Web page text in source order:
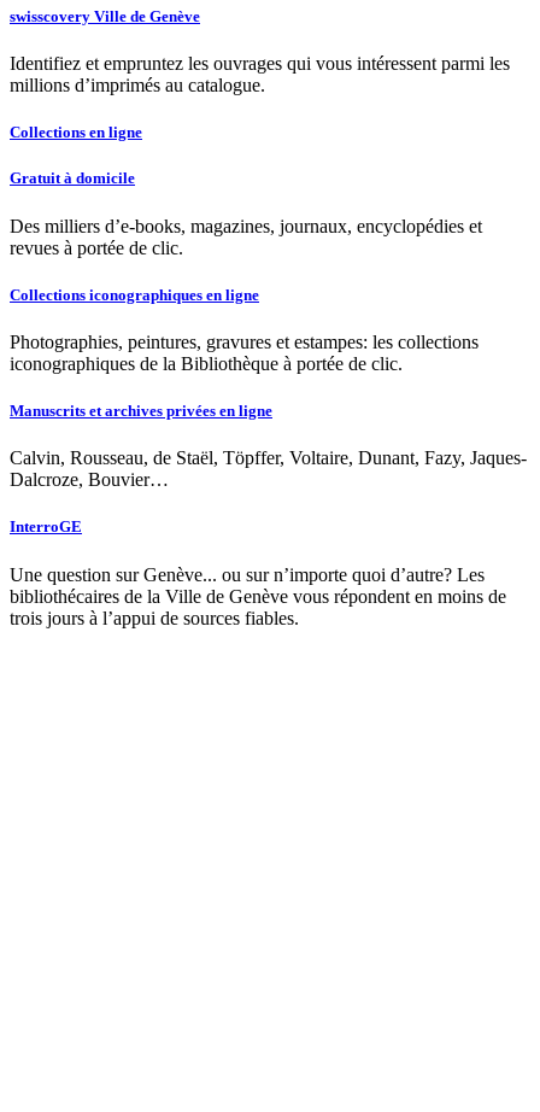
swisscovery Ville de Genève
Identifiez et empruntez les ouvrages qui vous intéressent parmi les
millions d’imprimés au catalogue.
Collections en ligne
Gratuit à domicile
Des milliers d’e-books, magazines, journaux, encyclopédies et
revues à portée de clic.
Collections iconographiques en ligne
Photographies, peintures, gravures et estampes: les collections
iconographiques de la Bibliothèque à portée de clic.
Manuscrits et archives privées en ligne
Calvin, Rousseau, de Staël, Töpffer, Voltaire, Dunant, Fazy, Jaques-
Dalcroze, Bouvier…
InterroGE
Une question sur Genève... ou sur n’importe quoi d’autre? Les
bibliothécaires de la Ville de Genève vous répondent en moins de
trois jours à l’appui de sources fiables.